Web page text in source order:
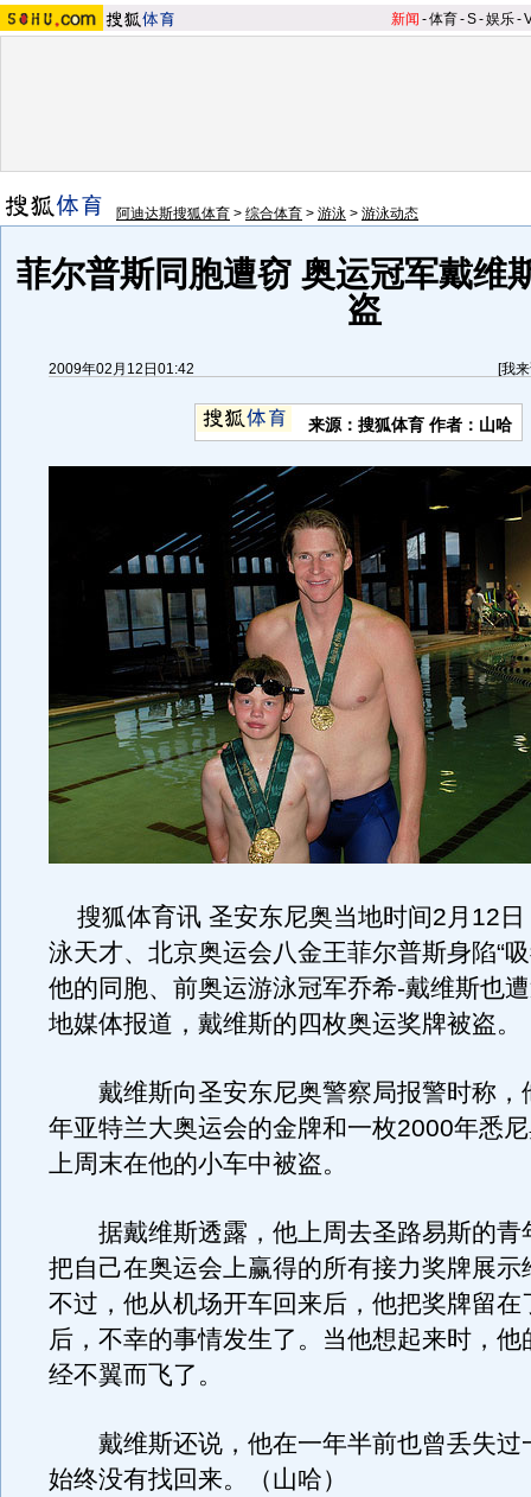
新闻 -体育-S-娱乐-
阿迪达斯搜狐体育 > 综合体育 > 游泳 > 游泳动态
菲尔普斯同胞遭窃 奥运冠军戴维
盗
2009年02月12日01:42 [我
来源：搜狐体育 作者：山哈
搜狐体育讯 圣安东尼奥当地时间2月12日
泳天才、北京奥运会八金王菲尔普斯身陷“
他的同胞、前奥运游泳冠军乔希-戴维斯也
地媒体报道，戴维斯的四枚奥运奖牌被盗。
戴维斯向圣安东尼奥警察局报警时称，
年亚特兰大奥运会的金牌和一枚2000年悉
上周末在他的小车中被盗。
据戴维斯透露，他上周去圣路易斯的青
把自己在奥运会上赢得的所有接力奖牌展示
不过，他从机场开车回来后，他把奖牌留在
后，不幸的事情发生了。当他想起来时，他
经不翼而飞了。
戴维斯还说，他在一年半前也曾丢失过
始终没有找回来。（山哈）